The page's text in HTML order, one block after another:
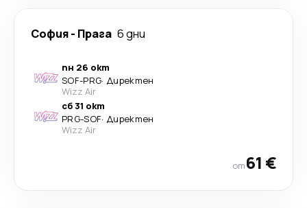
София- Прага 6 дни
пн 26 окт
SOF-PRG· Директен
Wizz Air
сб 31 окт
PRG-SOF· Директен
Wizz Air
от61 €